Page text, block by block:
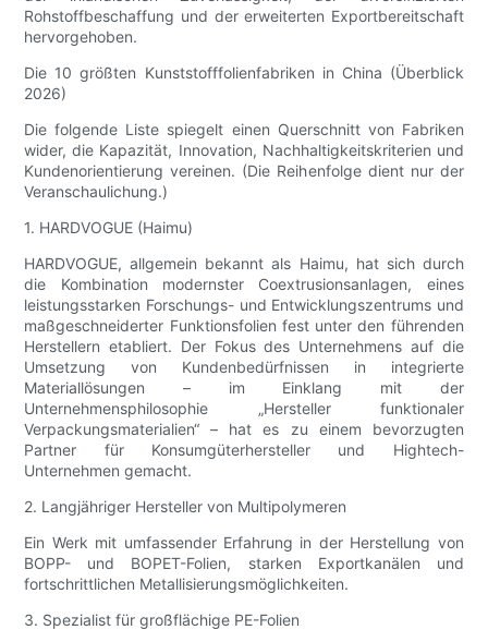
Rohstoffbeschaffung und der erweiterten Exportbereitschaft
hervorgehoben.
Die 10 größten Kunststofffolienfabriken in China (Überblick
2026)
Die folgende Liste spiegelt einen Querschnitt von Fabriken
wider, die Kapazität, Innovation, Nachhaltigkeitskriterien und
Kundenorientierung vereinen. (Die Reihenfolge dient nur der
Veranschaulichung.)
1. HARDVOGUE (Haimu)
HARDVOGUE, allgemein bekannt als Haimu, hat sich durch
die Kombination modernster Coextrusionsanlagen, eines
leistungsstarken Forschungs- und Entwicklungszentrums und
maßgeschneiderter Funktionsfolien fest unter den führenden
Herstellern etabliert. Der Fokus des Unternehmens auf die
Umsetzung von Kundenbedürfnissen in integrierte
Materiallösungen – im Einklang mit der
Unternehmensphilosophie „Hersteller funktionaler
Verpackungsmaterialien“ – hat es zu einem bevorzugten
Partner für Konsumgüterhersteller und Hightech-
Unternehmen gemacht.
2. Langjähriger Hersteller von Multipolymeren
Ein Werk mit umfassender Erfahrung in der Herstellung von
BOPP- und BOPET-Folien, starken Exportkanälen und
fortschrittlichen Metallisierungsmöglichkeiten.
3. Spezialist für großflächige PE-Folien